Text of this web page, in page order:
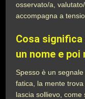
osservato/a,
accompagna a
Cosa
un nome e
Spesso è un
fatica, la mente
lascia sollievo, come